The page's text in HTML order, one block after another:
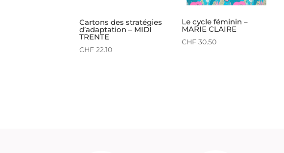
Cartons des stratégies
d’adaptation – MIDI
TRENTE
CHF22.10
Le cycle féminin –
MARIE CLAIRE
CHF 30.50